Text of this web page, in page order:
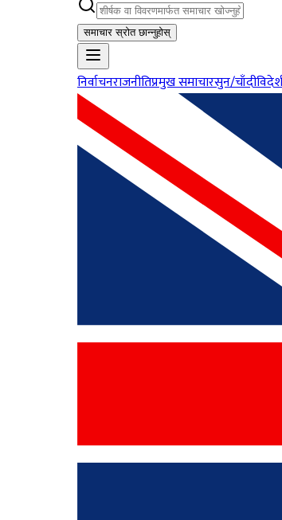
समाचार स्रोत छान्नुहोस्
निर्वाचनराजनीतिप्रमुख समाचारसुन/चाँदी